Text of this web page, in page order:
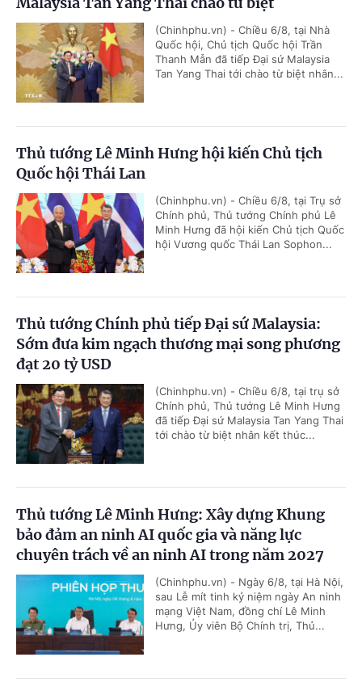
(Chinhphu.vn) - Chiều 6/8, tại Nhà
Quốc hội, Chủ tịch Quốc hội Trần
Thanh Mẫn đã tiếp Đại sứ Malaysia
Tan Yang Thai tới chào từ biệt nhân...
Thủ tướng Lê Minh Hưng hội kiến Chủ tịch
Quốc hội Thái Lan
(Chinhphu.vn) - Chiều 6/8, tại Trụ sở
Chính phủ, Thủ tướng Chính phủ Lê
Minh Hưng đã hội kiến Chủ tịch Quốc
hội Vương quốc Thái Lan Sophon...
Thủ tướng Chính phủ tiếp Đại sứ Malaysia:
Sớm đưa kim ngạch thương mại song phương
đạt 20 tỷ USD
(Chinhphu.vn) - Chiều 6/8, tại trụ sở
Chính phủ, Thủ tướng Lê Minh Hưng
đã tiếp Đại sứ Malaysia Tan Yang Thai
tới chào từ biệt nhân kết thúc...
Thủ tướng Lê Minh Hưng: Xây dựng Khung
bảo đảm an ninh AI quốc gia và năng lực
chuyên trách về an ninh AI trong năm 2027
(Chinhphu.vn) - Ngày 6/8, tại Hà Nội,
sau Lễ mít tinh kỷ niệm ngày An ninh
mạng Việt Nam, đồng chí Lê Minh
Hưng, Ủy viên Bộ Chính trị, Thủ...